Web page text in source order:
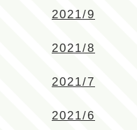
2021/9
2021/8
2021/7
2021/6